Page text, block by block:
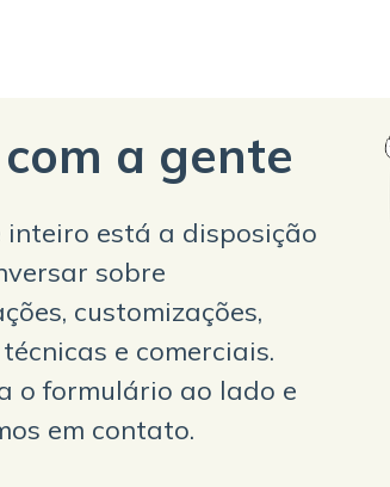
a gente
inteiro está a disposição
sobre
customizações,
e comerciais.
o formulário ao lado e
em contato.